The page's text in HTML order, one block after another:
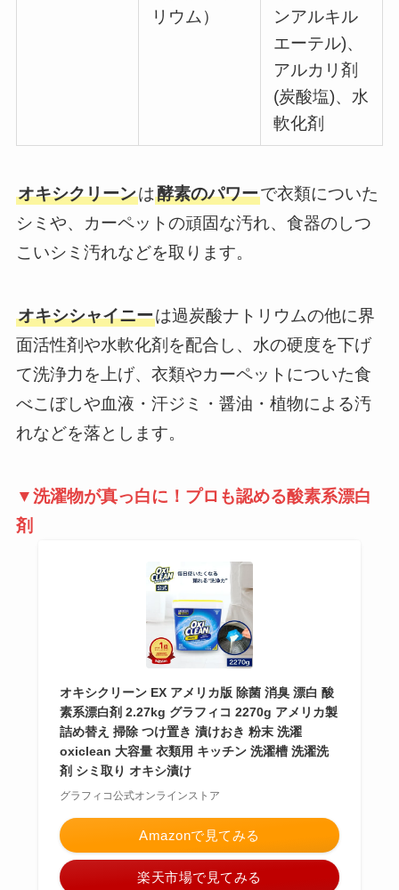
リウム）
ンアルキル
エーテル)、
アルカリ剤
(炭酸塩)、水
軟化剤
オキシクリーンは酵素のパワーで衣類についた
シミや、カーペットの頑固な汚れ、食器のしつ
こいシミ汚れなどを取ります。
オキシシャイニーは過炭酸ナトリウムの他に界
面活性剤や水軟化剤を配合し、水の硬度を下げ
て洗浄力を上げ、衣類やカーペットについた食
べこぼしや血液・汗ジミ・醤油・植物による汚
れなどを落とします。
▼洗濯物が真っ白に！プロも認める酸素系漂白
剤
オキシクリーン EX アメリカ版 除菌 消臭 漂白 酸
素系漂白剤 2.27kg グラフィコ 2270g アメリカ製
詰め替え 掃除 つけ置き 漬けおき 粉末 洗濯
oxiclean 大容量 衣類用 キッチン 洗濯槽 洗濯洗
剤 シミ取り オキシ漬け
グラフィコ公式オンラインストア
Amazonで見てみる
楽天市場で見てみる